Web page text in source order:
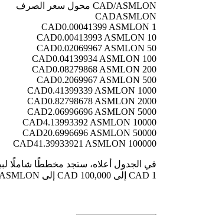
CAD/ASMLON محول سعر الصرف
CADASMLON
1 CAD
0.00041399 ASMLON
10 CAD
0.00413993 ASMLON
50 CAD
0.02069967 ASMLON
100 CAD
0.04139934 ASMLON
200 CAD
0.08279868 ASMLON
500 CAD
0.2069967 ASMLON
1000 CAD
0.41399339 ASMLON
2000 CAD
0.82798678 ASMLON
5000 CAD
2.06996696 ASMLON
10000 CAD
4.13993392 ASMLON
50000 CAD
20.6996696 ASMLON
100000 CAD
41.39933921 ASMLON
1 CAD إلى 100,000 CAD إلى ASMLON، مما يُتيح لك فهم قيمة كل تحويل بوضوح.